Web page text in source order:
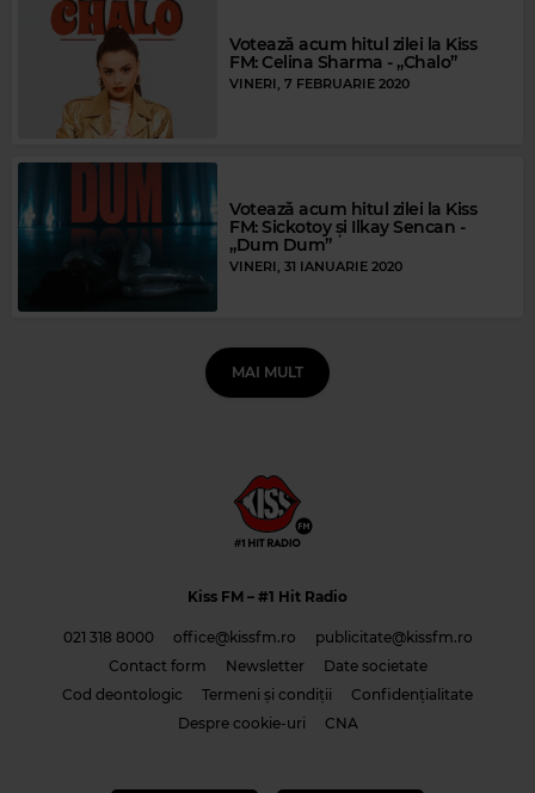
Votează acum hitul zilei la Kiss
FM: Celina Sharma - „Chalo”
VINERI, 7 FEBRUARIE 2020
Votează acum hitul zilei la Kiss
FM: Sickotoy și Ilkay Sencan -
„Dum Dum”
VINERI, 31 IANUARIE 2020
MAI MULT
Kiss FM – #1 Hit Radio
021 318 8000 office@kissfm.ro
publicitate@kissfm.ro
Contact form
Newsletter
Date societate
Cod deontologic
Termeni și condiții
Confidențialitate
Despre cookie-uri
CNA